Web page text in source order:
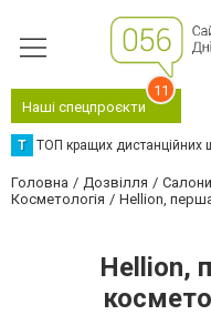
Наші спецпроєкти
11
Т ТОП кращих дистанційних
Головна Дозвілля
Салони
Косметологія
Hellion,
Hellion,